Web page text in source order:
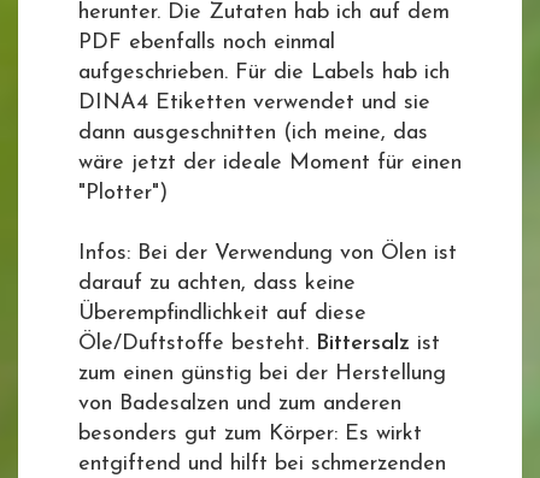
herunter. Die Zutaten hab ich auf dem
PDF ebenfalls noch einmal
aufgeschrieben. Für die Labels hab ich
DINA4 Etiketten verwendet und sie
dann ausgeschnitten (ich meine, das
wäre jetzt der ideale Moment für einen
"Plotter")
Infos: Bei der Verwendung von Ölen ist
darauf zu achten, dass keine
Überempfindlichkeit auf diese
Öle/Duftstoffe besteht. Bittersalz ist
zum einen günstig bei der Herstellung
von Badesalzen und zum anderen
besonders gut zum Körper: Es wirkt
entgiftend und hilft bei schmerzenden